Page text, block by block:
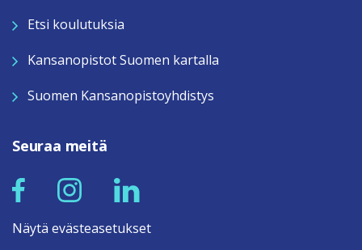
Etsi koulutuksia
Kansanopistot Suomen kartalla
Suomen Kansanopistoyhdistys
Seuraa meitä
Näytä evästeasetukset